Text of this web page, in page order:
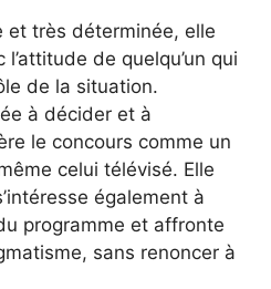
et très déterminée, elle
de quelqu’un qui
de la situation.
à décider et à
le concours comme un
celui télévisé. Elle
également à
programme et affronte
sans renoncer à